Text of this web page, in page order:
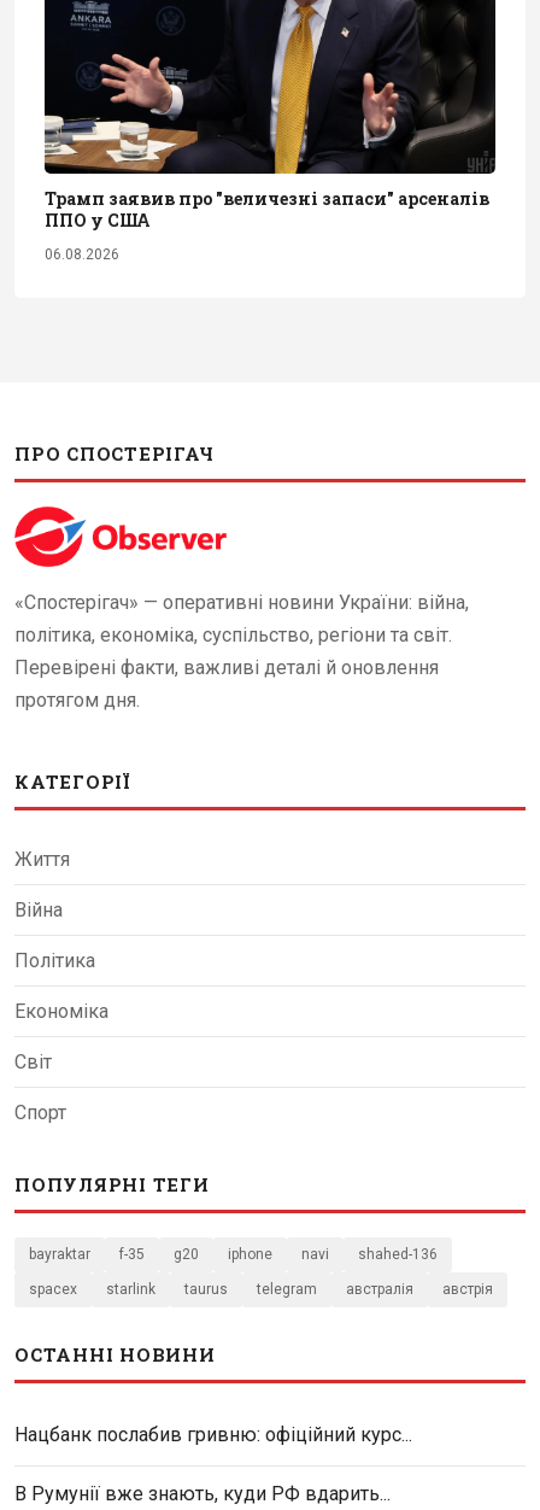
Трамп заявив про "величезні запаси" арсеналів
ППО у США
06.08.2026
ПРО СПОСТЕРІГАЧ
«Спостерігач» — оперативні новини України: війна,
політика, економіка, суспільство, регіони та світ.
Перевірені факти, важливі деталі й оновлення
протягом дня.
КАТЕГОРІЇ
Життя
Війна
Політика
Економіка
Світ
Спорт
ПОПУЛЯРНІ ТЕГИ
bayraktar f-35 g20 iphone navi shahed-136
spacex starlink taurus telegram австралія австрія
ОСТАННІ НОВИНИ
Нацбанк послабив гривню: офіційний курс...
В Румунії вже знають, куди РФ вдарить...